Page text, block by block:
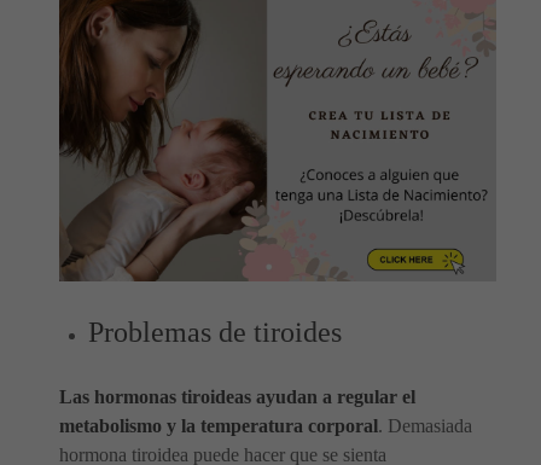
Problemas de tiroides
Las hormonas tiroideas ayudan a regular el
metabolismo y la temperatura corporal. Demasiada
hormona tiroidea puede hacer que se sienta